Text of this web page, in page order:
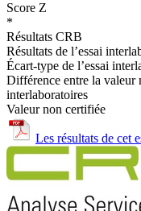
Score Z
*
Résultats CRB
Résultats de l’essai
Écart-type de l’essai
Différence entre la valeur
interlaboratoires
Valeur non certifiée
Les résultats de cet